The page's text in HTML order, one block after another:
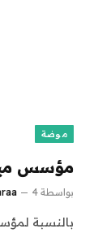
موضة
مؤسس
بواسطة 4 يوليو، 2026